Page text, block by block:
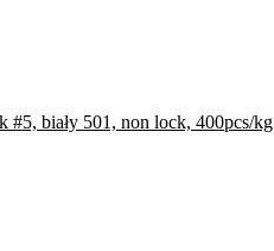
#5, biały 501, non lock, 400pcs/kg